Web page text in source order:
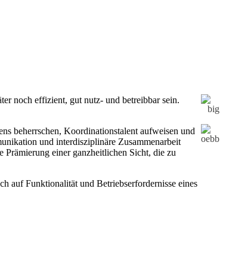
noch effizient, gut nutz- und betreibbar sein.
beherrschen, Koordinationstalent aufweisen und
und interdisziplinäre Zusammenarbeit
einer ganzheitlichen Sicht, die zu
auf Funktionalität und Betriebserfordernisse eines